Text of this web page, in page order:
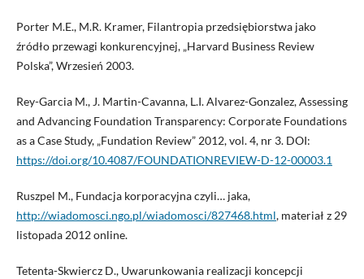
Porter M.E., M.R. Kramer, Filantropia przedsiębiorstwa jako
źródło przewagi konkurencyjnej, „Harvard Business Review
Polska”, Wrzesień 2003.
Rey-Garcia M., J. Martin-Cavanna, L.I. Alvarez-Gonzalez, Assessing
and Advancing Foundation Transparency: Corporate Foundations
as a Case Study, „Fundation Review” 2012, vol. 4, nr 3. DOI:
https://doi.org/10.4087/FOUNDATIONREVIEW-D-12-00003.1
Ruszpel M., Fundacja korporacyjna czyli… jaka,
http://wiadomosci.ngo.pl/wiadomosci/827468.html, materiał z 29
listopada 2012 online.
Tetenta-Skwiercz D., Uwarunkowania realizacji koncepcji